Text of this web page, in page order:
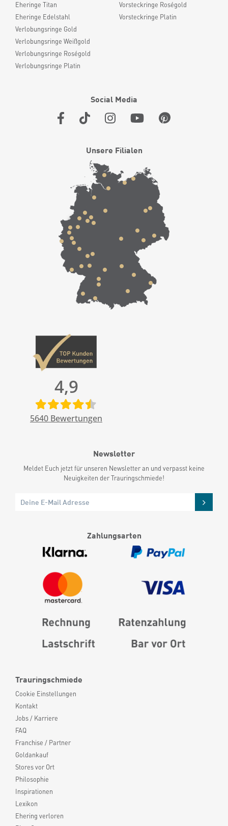
Eheringe Titan
Eheringe Edelstahl
Verlobungsringe Gold
Verlobungsringe Weißgold
Verlobungsringe Roségold
Verlobungsringe Platin
Vorsteckringe Roségold
Vorsteckringe Platin
Trauringschmiede
Cookie Einstellungen
Kontakt
Jobs / Karriere
FAQ
Franchise / Partner
Goldankauf
Stores vor Ort
Philosophie
Inspirationen
Lexikon
Ehering verloren
Social Media
Unsere Filialen
4,9
5640 Bewertungen
Newsletter
Meldet Euch jetzt für unseren Newsletter an und verpasst keine
Neuigkeiten der Trauringschmiede!
Zahlungsarten